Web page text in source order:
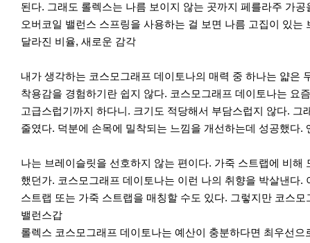
된다. 그래도 롤렉스는 나름 보이지 않는 곳까지 페를라주 가
오버코일 밸런스 스프링을 사용하는 걸 보면 나름 고집이 있
달라진 비율, 새로운 감각
내가 생각하는 코스모그래프 데이토나의 매력 중 하나는 얇은
착용감을 경험하기란 쉽지 않다. 코스모그래프 데이토나는 요
고급스럽기까지 하다니. 크기도 적당해서 부담스럽지 않다.
줄였다. 덕분에 손목에 밀착되는 느낌을 개선하는데 성공했다
나는 브레이슬릿을 선호하지 않는 편이다. 가죽 스트랩에 비
했던가. 코스모그래프 데이토나는 이런 나의 취향을 박살낸다
스트랩 또는 가죽 스트랩을 매칭할 수도 있다. 그렇지만 코스
밸런스갑
롤렉스 코스모그래프 데이토나는 예산이 충분하다면 최우선